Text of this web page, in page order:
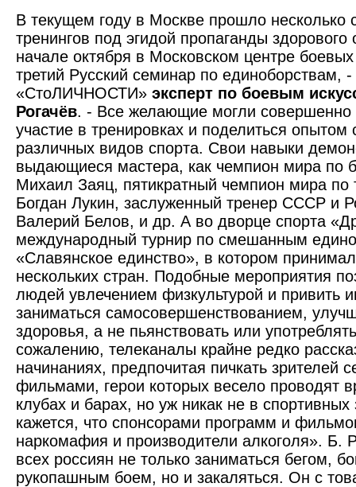
В текущем году в Москве прошло несколько
тренингов под эгидой пропаганды
начале октября в Московском центре боевых
третий Русский семинар по единоборствам,
«СтоЛИЧНОСТИ» эксперт по боевым
Рогачёв. - Все желающие могли совершенно
участие в тренировках и поделиться опытом
различных видов спорта. Свои навыки
выдающиеся мастера, как чемпион мира по
Михаил Заяц, пятикратный чемпион мира по
Богдан Лукин, заслуженный тренер СССР и
Валерий Белов, и др. А во дворце спорта
международный турнир по смешанным
«Славянское единство», в котором
нескольких стран. Подобные мероприятия
людей увлечением физкультурой и привить
заниматься самосовершенствованием,
здоровья, а не пьянствовать или
сожалению, телеканалы крайне редко
начинаниях, предпочитая пичкать зрителей
фильмами, герои которых весело проводят
клубах и барах, но уж никак не в спортивных
кажется, что спонсорами программ и
наркомафия и производители алкоголя». Б.
всех россиян не только заниматься бегом,
рукопашным боем, но и закаляться. Он с